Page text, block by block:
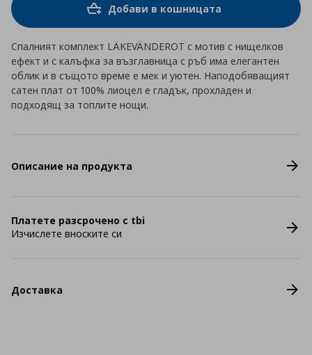
Добави в кошницата
Спалният комплект LÄKEVÄNDEROT с мотив с нищелков
ефект и с калъфка за възглавница с ръб има елегантен
облик и в същото време е мек и уютен. Наподобяващият
сатен плат от 100% лиоцел е гладък, прохладен и
подходящ за топлите нощи.
Описание на продукта
Платете разсрочено с tbi
Изчислете вноските си
Доставка